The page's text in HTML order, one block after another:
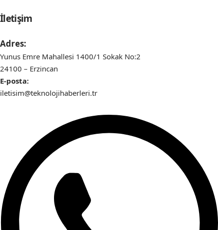
İletişim
Adres:
Yunus Emre Mahallesi 1400/1 Sokak No:2
24100 – Erzincan
E-posta:
iletisim@teknolojihaberleri.tr